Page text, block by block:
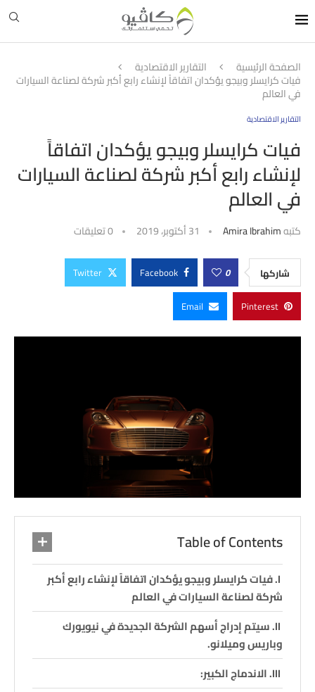
الصفحة الرئيسية التقارير الاقتصادية
فيات كرايسلر وبيجو يؤكدان اتفاقاً لإنشاء رابع أكبر شركة لصناعة السيارات
في العالم
التقارير الاقتصادية
فيات كرايسلر وبيجو يؤكدان اتفاقاً
لإنشاء رابع أكبر شركة لصناعة السيارات
في العالم
كتبهAmira Ibrahim 31 أكتوبر، 2019 0 تعليقات
شاركها 0
Facebook
Twitter
Pinterest
Email
Table of Contents
فيات كرايسلر وبيجو يؤكدان اتفاقاً لإنشاء رابع أكبر
شركة لصناعة السيارات في العالم
سيتم إدراج أسهم الشركة الجديدة في نيويورك
وباريس وميلانو.
الاندماج الكبير: